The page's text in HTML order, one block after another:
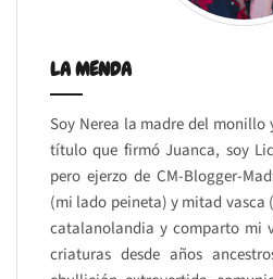
LA MENDA
Soy Nerea la madre del monillo
título que firmó Juanca, soy
pero ejerzo de CM-Blogger-
(mi lado peineta) y mitad vasca
catalanolandia y comparto mi
criaturas desde años